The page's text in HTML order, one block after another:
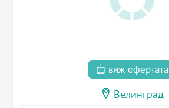
виж офертата
Велинград